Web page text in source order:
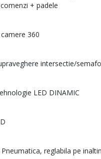
+ padele
360
intersectie/
LED DINAMIC
reglabila pe